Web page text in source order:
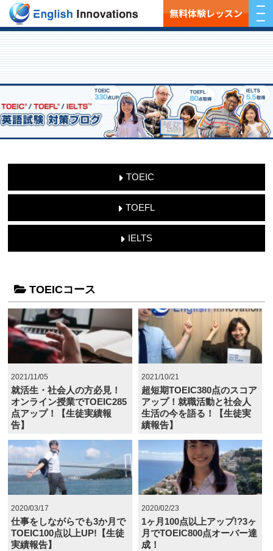
無料体験レッスン
TOEIC
TOEFL
IELTS
TOEICコース
2021/11/05
就活生・社会人の方必見！
オンライン授業でTOEIC285
点アップ！【生徒実績報
告】
2021/10/21
超短期TOEIC380点のスコア
アップ！就職活動と社会人
生活の今を語る！【生徒実
績報告】
2020/03/17
仕事をしながらでも3か月で
TOEIC100点以上UP!【生徒
実績報告】
2020/02/23
1ヶ月100点以上アップ!?3ヶ
月でTOEIC800点オーバー達
成！